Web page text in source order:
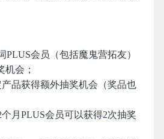
PLUS会员（包括魔鬼营拓友）
机会；
品获得额外抽奖机会（奖品也
月PLUS会员可以获得2次抽奖